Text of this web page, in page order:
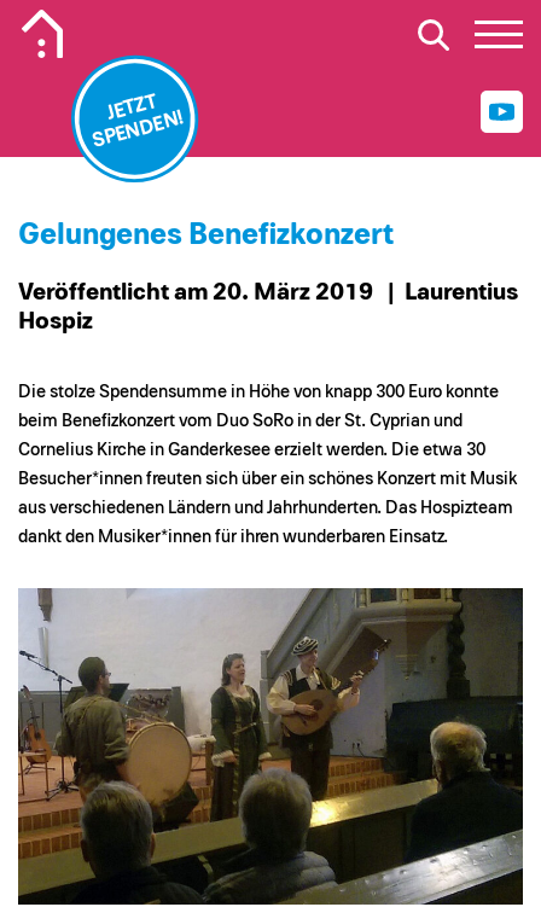
JETZT
SPENDEN!
Gelungenes Benefizkonzert
Veröffentlicht am 20. März 2019
| Laurentius
Hospiz
Die stolze Spendensumme in Höhe von knapp 300 Euro konnte
beim Benefizkonzert vom Duo SoRo in der St. Cyprian und
Cornelius Kirche in Ganderkesee erzielt werden. Die etwa 30
Besucher*innen freuten sich über ein schönes Konzert mit Musik
aus verschiedenen Ländern und Jahrhunderten. Das Hospizteam
dankt den Musiker*innen für ihren wunderbaren Einsatz.
Mobiles Logo Mission Lebenshaus